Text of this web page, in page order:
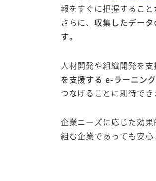
報をすぐに把握すること
さらに、 収集したデータ
す。
人材開発や組織開発を支
を支援する e-ラーニン
つなげることに期待でき
企業ニーズに応じた効
組む企業であっても安心